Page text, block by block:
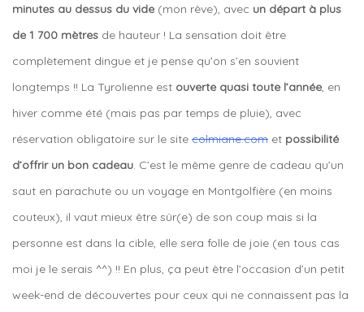
minutes au dessus du vide (mon rêve), avec un départ à plus
de 1 700 mètres de hauteur ! La sensation doit être
complètement dingue et je pense qu’on s’en souvient
longtemps !! La Tyrolienne est ouverte quasi toute l’année, en
hiver comme été (mais pas par temps de pluie), avec
réservation obligatoire sur le site colmiane.com et possibilité
d’offrir un bon cadeau. C’est le même genre de cadeau qu’un
saut en parachute ou un voyage en Montgolfière (en moins
couteux), il vaut mieux être sûr(e) de son coup mais si la
personne est dans la cible, elle sera folle de joie (en tous cas
moi je le serais ^^) !! En plus, ça peut être l’occasion d’un petit
week-end de découvertes pour ceux qui ne connaissent pas la